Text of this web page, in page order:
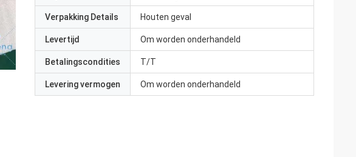
Verpakking Details Houten geval
Levertijd Om worden onderhandeld
Betalingscondities T/T
Levering vermogen Om worden onderhandeld